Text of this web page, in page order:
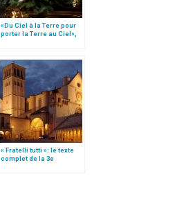
«Du Ciel à la Terre pour
porter la Terre au Ciel»,
« Fratelli tutti »: le texte
complet de la 3e